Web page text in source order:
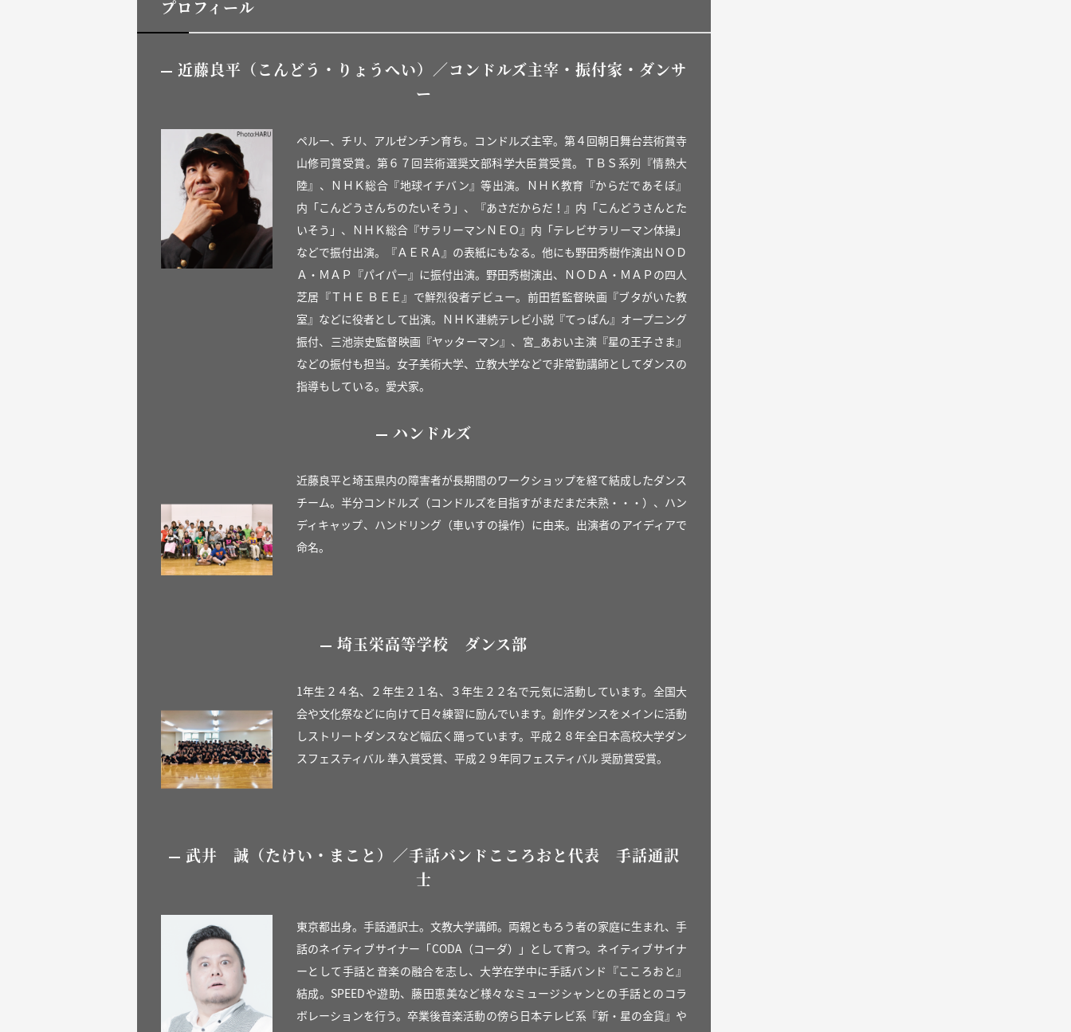
プロフィール
近藤良平（こんどう・りょうへい）／コンドルズ主宰・振付家・ダンサ
ー
ペルー、チリ、アルゼンチン育ち。コンドルズ主宰。第４回朝日舞台芸術賞寺
山修司賞受賞。第６７回芸術選奨文部科学大臣賞受賞。ＴＢＳ系列『情熱大
陸』、ＮＨＫ総合『地球イチバン』等出演。ＮＨＫ教育『からだであそぼ』
内「こんどうさんちのたいそう」、『あさだからだ！』内「こんどうさんとた
いそう」、ＮＨＫ総合『サラリーマンＮＥＯ』内「テレビサラリーマン体操」
などで振付出演。『ＡＥＲＡ』の表紙にもなる。他にも野田秀樹作演出ＮＯＤ
Ａ・ＭＡＰ『パイパー』に振付出演。野田秀樹演出、ＮＯＤＡ・ＭＡＰの四人
芝居『ＴＨＥ ＢＥＥ』で鮮烈役者デビュー。前田哲監督映画『ブタがいた教
室』などに役者として出演。ＮＨＫ連続テレビ小説『てっぱん』オープニング
振付、三池崇史監督映画『ヤッターマン』、宮_あおい主演『星の王子さま』
などの振付も担当。女子美術大学、立教大学などで非常勤講師としてダンスの
指導もしている。愛犬家。
ハンドルズ
近藤良平と埼玉県内の障害者が長期間のワークショップを経て結成したダンス
チーム。半分コンドルズ（コンドルズを目指すがまだまだ未熟・・・）、ハン
ディキャップ、ハンドリング（車いすの操作）に由来。出演者のアイディアで
命名。
埼玉栄高等学校 ダンス部
1年生２４名、２年生２１名、３年生２２名で元気に活動しています。全国大
会や文化祭などに向けて日々練習に励んでいます。創作ダンスをメインに活動
しストリートダンスなど幅広く踊っています。平成２８年全日本高校大学ダン
スフェスティバル 準入賞受賞、平成２９年同フェスティバル 奨励賞受賞。
武井 誠（たけい・まこと）／手話バンドこころおと代表 手話通訳
士
東京都出身。手話通訳士。文教大学講師。両親ともろう者の家庭に生まれ、手
話のネイティブサイナー「CODA（コーダ）」として育つ。ネイティブサイナ
ーとして手話と音楽の融合を志し、大学在学中に手話バンド『こころおと』
結成。SPEEDや遊助、藤田恵美など様々なミュージシャンとの手話とのコラ
ボレーションを行う。卒業後音楽活動の傍ら日本テレビ系『新・星の金貨』や